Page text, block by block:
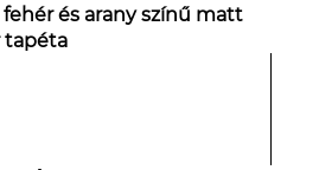
és arany színű matt
tapéta